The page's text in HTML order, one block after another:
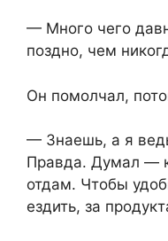
— Много чего
поздно, чем
Он помолчал,
— Знаешь, а я
Правда. Думал —
отдам. Чтобы
ездить, за